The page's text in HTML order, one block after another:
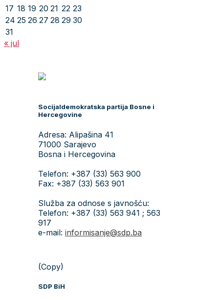
17 18 19 20 21 22 23
24 25 26 27 28 29 30
31
« jul
Socijaldemokratska partija Bosne i
Hercegovine
Adresa: Alipašina 41
71000 Sarajevo
Bosna i Hercegovina
Telefon: +387 (33) 563 900
Fax: +387 (33) 563 901
Služba za odnose s javnošću:
Telefon: +387 (33) 563 941 ; 563
917
e-mail: informisanje@sdp.ba
(Copy)
SDP BiH